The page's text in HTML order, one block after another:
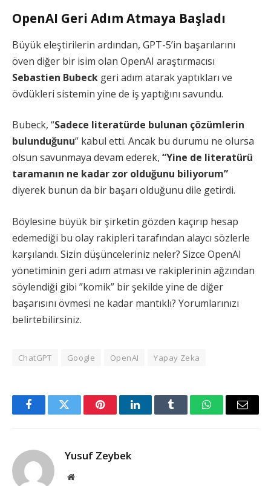
OpenAI Geri Adım Atmaya Başladı
Büyük eleştirilerin ardından, GPT-5’in başarılarını
öven diğer bir isim olan OpenAI araştırmacısı
Sebastien Bubeck geri adım atarak yaptıkları ve
övdükleri sistemin yine de iş yaptığını savundu.
Bubeck, “Sadece literatürde bulunan çözümlerin
bulunduğunu” kabul etti. Ancak bu durumu ne olursa
olsun savunmaya devam ederek, “Yine de literatürü
taramanın ne kadar zor olduğunu biliyorum”
diyerek bunun da bir başarı olduğunu dile getirdi.
Böylesine büyük bir şirketin gözden kaçırıp hesap
edemediği bu olay rakipleri tarafından alaycı sözlerle
karşılandı. Sizin düşünceleriniz neler? Sizce OpenAI
yönetiminin geri adım atması ve rakiplerinin ağzından
söylendiği gibi ”komik” bir şekilde yine de diğer
başarısını övmesi ne kadar mantıklı? Yorumlarınızı
belirtebilirsiniz.
ChatGPT Google OpenAI Yapay Zeka
FacebookTwitter PinterestLinkedInTumblr WhatsAppEmail
Yusuf Zeybek
Web